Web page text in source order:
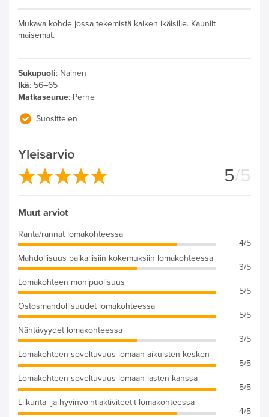
Mukava kohde jossa tekemistä kaiken ikäisille. Kauniit
maisemat.
Sukupuoli: Nainen
Ikä: 56–65
Matkaseurue: Perhe
Suosittelen
Yleisarvio
5/5
Muut arviot
Ranta/rannat lomakohteessa
4/5
Mahdollisuus paikallisiin kokemuksiin lomakohteessa
3/5
Lomakohteen monipuolisuus
5/5
Ostosmahdollisuudet lomakohteessa
5/5
Nähtävyydet lomakohteessa
3/5
Lomakohteen soveltuvuus lomaan aikuisten kesken
5/5
Lomakohteen soveltuvuus lomaan lasten kanssa
5/5
Liikunta- ja hyvinvointiaktiviteetit lomakohteessa
4/5